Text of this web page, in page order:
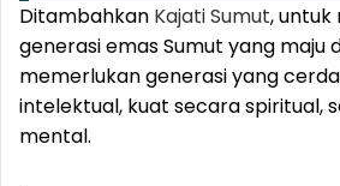
Ditambahkan Kajati Sumut, untuk
generasi emas Sumut yang
memerlukan generasi yang
intelektual, kuat secara spiritual,
mental.